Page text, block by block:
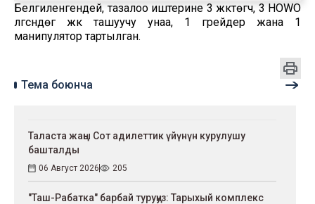
Белгиленгендей, тазалоо иштерине 3 жүктөгүч, 3 HOWO
үлгүсүндөгү жүк ташуучу унаа, 1 грейдер жана 1
манипулятор тартылган.
Тема боюнча
Таласта жаңы Сот адилеттик үйүнүн курулушу
башталды
06 Август 2026 205
"Таш-Рабатка" барбай туруңуз: Тарыхый комплекс